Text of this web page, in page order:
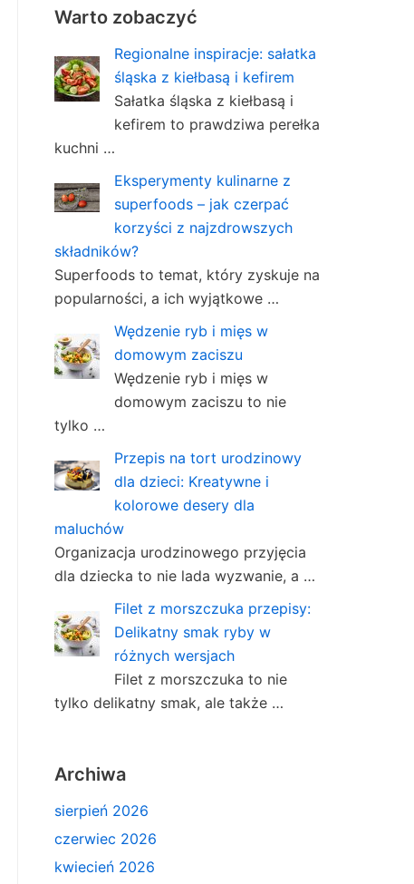
Warto zobaczyć
Regionalne inspiracje: sałatka
śląska z kiełbasą i kefirem
Sałatka śląska z kiełbasą i
kefirem to prawdziwa perełka
kuchni …
Eksperymenty kulinarne z
superfoods – jak czerpać
korzyści z najzdrowszych
składników?
Superfoods to temat, który zyskuje na
popularności, a ich wyjątkowe …
Wędzenie ryb i mięs w
domowym zaciszu
Wędzenie ryb i mięs w
domowym zaciszu to nie
tylko …
Przepis na tort urodzinowy
dla dzieci: Kreatywne i
kolorowe desery dla
maluchów
Organizacja urodzinowego przyjęcia
dla dziecka to nie lada wyzwanie, a …
Filet z morszczuka przepisy:
Delikatny smak ryby w
różnych wersjach
Filet z morszczuka to nie
tylko delikatny smak, ale także …
Archiwa
sierpień 2026
czerwiec 2026
kwiecień 2026